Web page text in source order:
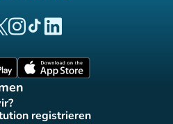
tab)
(new tab)
(new tab)(new tab)
(new tab)
registrieren